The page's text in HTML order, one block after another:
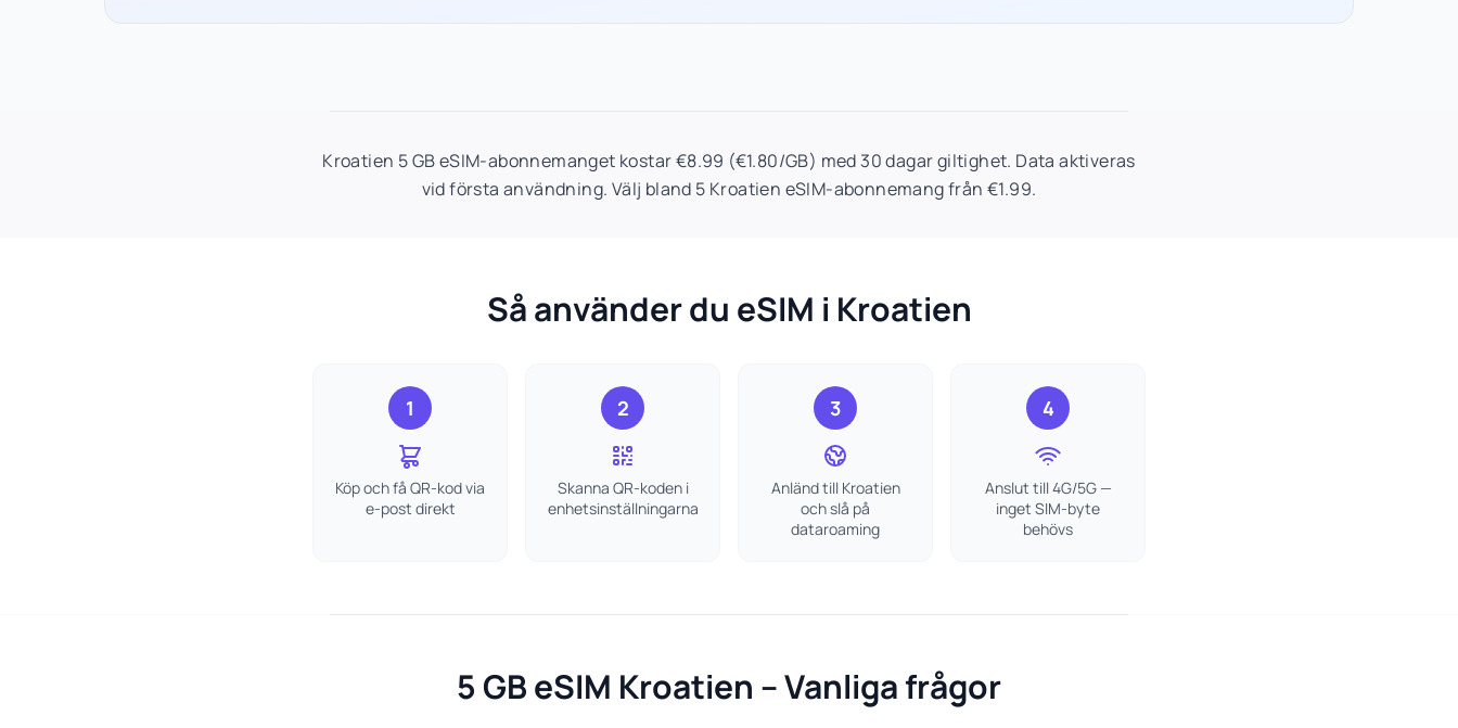
Kroatien 5 GB eSIM-abonnemanget kostar €8.99 (€1.80/GB) med 30 dagar giltighet. Data aktiveras
vid första användning. Välj bland 5 Kroatien eSIM-abonnemang från €1.99.
Så använder du eSIM i Kroatien
1
Köp och få QR-kod via
e-post direkt
2
Skanna QR-koden i
enhetsinställningarna
3
Anländ till Kroatien
och slå på
dataroaming
4
Anslut till 4G/5G —
inget SIM-byte
behövs
5 GB eSIM Kroatien – Vanliga frågor